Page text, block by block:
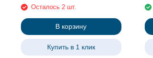
Осталось 2 шт.
В корзину
Купить в 1 клик